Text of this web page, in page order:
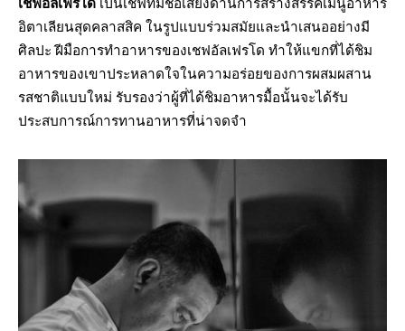
เชฟอัลเฟรโด เป็นเชฟที่มีชื่อเสียงด้านการสร้างสรรค์เมนูอาหาร
อิตาเลียนสุดคลาสสิค ในรูปแบบร่วมสมัยและนำเสนออย่างมี
ศิลปะ ฝีมือการทำอาหารของเชฟอัลเฟรโด ทำให้แขกที่ได้ชิม
อาหารของเขาประหลาดใจในความอร่อยของการผสมผสาน
รสชาติแบบใหม่ รับรองว่าผู้ที่ได้ชิมอาหารมื้อนั้นจะได้รับ
ประสบการณ์การทานอาหารที่น่าจดจำ